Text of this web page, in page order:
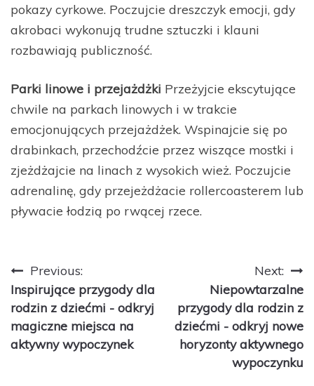
pokazy cyrkowe. Poczujcie dreszczyk emocji, gdy
akrobaci wykonują trudne sztuczki i klauni
rozbawiają publiczność.
Parki linowe i przejażdżki Przeżyjcie ekscytujące
chwile na parkach linowych i w trakcie
emocjonujących przejażdżek. Wspinajcie się po
drabinkach, przechodźcie przez wiszące mostki i
zjeżdżajcie na linach z wysokich wież. Poczujcie
adrenalinę, gdy przejeżdżacie rollercoasterem lub
pływacie łodzią po rwącej rzece.
Nawigacja
wpisu
Previous:
Inspirujące przygody dla
rodzin z dziećmi - odkryj
magiczne miejsca na
aktywny wypoczynek
Next:
Niepowtarzalne
przygody dla rodzin z
dziećmi - odkryj nowe
horyzonty aktywnego
wypoczynku